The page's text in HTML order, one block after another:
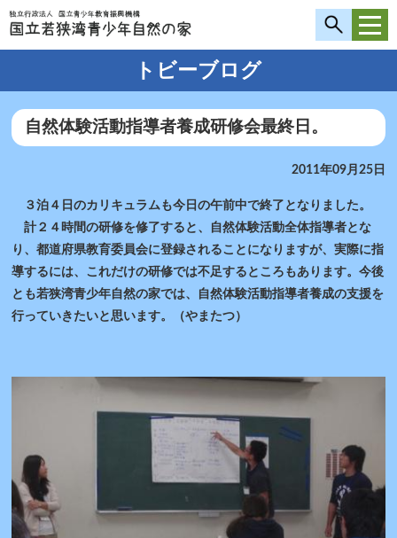
トビーブログ
自然体験活動指導者養成研修会最終日。
2011年09月25日
３泊４日のカリキュラムも今日の午前中で終了となりました。
計２４時間の研修を修了すると、自然体験活動全体指導者とな
り、都道府県教育委員会に登録されることになりますが、実際に指
導するには、これだけの研修では不足するところもあります。今後
とも若狭湾青少年自然の家では、自然体験活動指導者養成の支援を
行っていきたいと思います。（やまたつ）